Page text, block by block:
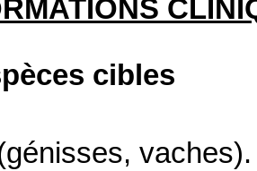
cibles
vaches).